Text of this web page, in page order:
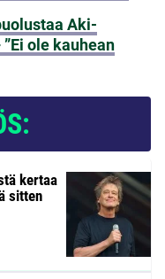
Aki-
ole kauhean
kertaa
sitten